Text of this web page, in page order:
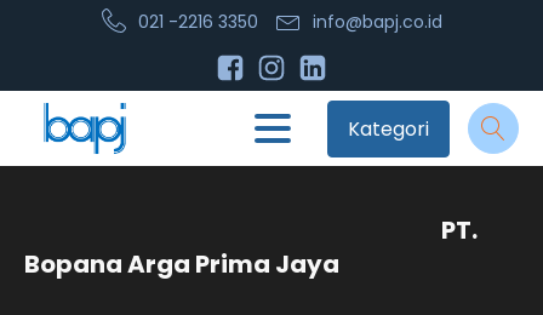
021 -2216 3350 info@bapj.co.id
Kategori
PT.
Bopana Arga Prima Jaya